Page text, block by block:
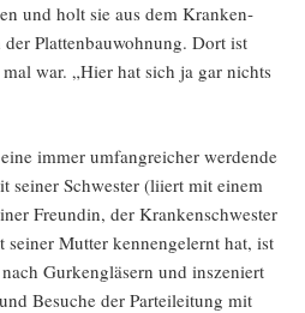
und holt sie aus dem Kran­ken­
Plat­ten­bau­woh­nung. Dort ist
war. „Hier hat sich ja gar nichts
immer umfang­rei­cher wer­den­de
sei­ner Schwes­ter (liiert mit einem
Freun­din, der Kran­ken­schwes­ter
Mut­ter ken­nen­ge­lernt hat, ist
Gur­ken­glä­sern und insze­niert
Besu­che der Par­tei­lei­tung mit